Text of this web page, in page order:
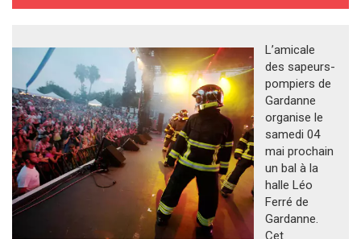
L’amicale
des sapeurs-
pompiers de
Gardanne
organise le
samedi 04
mai prochain
un bal à la
halle Léo
Ferré de
Gardanne.
Cet